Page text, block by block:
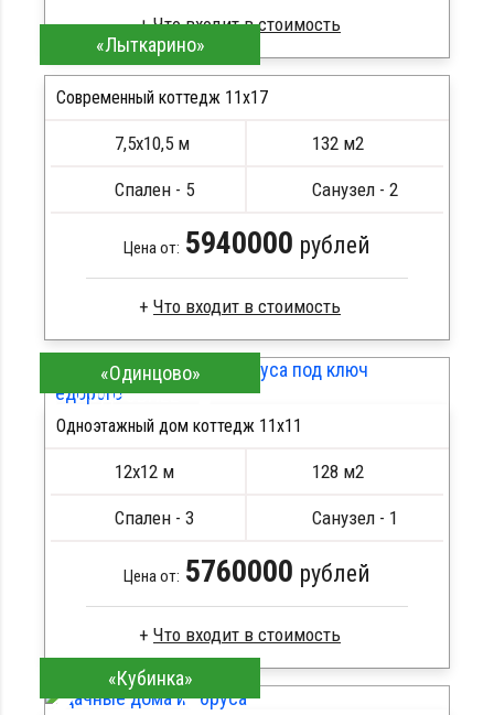
Брус естественной влажности
Стропила, балки 50х200 мм
Метизы, саморезы, гвозди
Сборка на березовые нагеля, джут
ПОДРОБНЕЕ
«Лыткарино»
Современный коттедж 11х17
7,5х10,5 м 132 м2
Спален - 5 Санузел - 2
Цена от: 5940000 рублей
Брус естественной влажности
Стропила, балки 50х200 мм
Кровля металлочерепица
Метизы, саморезы, гвозди
Сборка на березовые нагеля, джут
ПОДРОБНЕЕ
«Одинцово»
Одноэтажный дом коттедж 11х11
12х12 м 128 м2
Спален - 3 Санузел - 1
Цена от: 5760000 рублей
Профилированный брус
Стропила, балки 50х200 мм
«Кубинка»